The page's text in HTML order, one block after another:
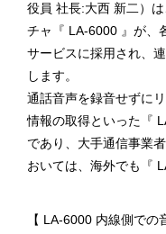
役員 社長:大西 新二）
チャ『 LA-6000 』が、
サービスに採用され、
します。
通話音声を録音せずに
情報の取得といった『
であり、大手通信事業
おいては、海外でも『
【 LA-6000 内線側での